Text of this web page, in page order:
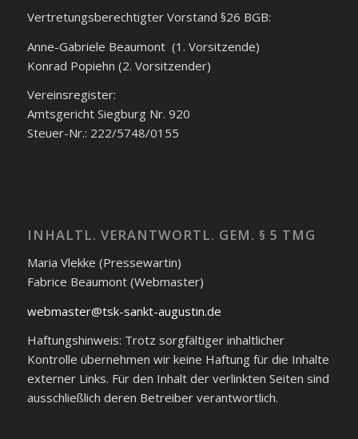
Vertretungsberechtigter Vorstand §26 BGB:
Anne-Gabriele Beaumont (1. Vorsitzende)
Konrad Popiehn (2. Vorsitzender)
Vereinsregister:
Amtsgericht Siegburg Nr. 920
Steuer-Nr.: 222/5748/0155
INHALTL. VERANTWORTL. GEM. § 5 TMG
Maria Vlekke (Pressewartin)
Fabrice Beaumont (Webmaster)
webmaster@tsk-sankt-augustin.de
Haftungshinweis: Trotz sorgfältiger inhaltlicher
Kontrolle übernehmen wir keine Haftung für die Inhalte
externer Links. Für den Inhalt der verlinkten Seiten sind
ausschließlich deren Betreiber verantwortlich.